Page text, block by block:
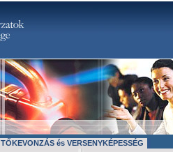
TŐKEVONZÁS és VERSENYKÉPESSÉG